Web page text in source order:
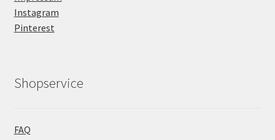
Instagram
Pinterest
Shopservice
FAQ